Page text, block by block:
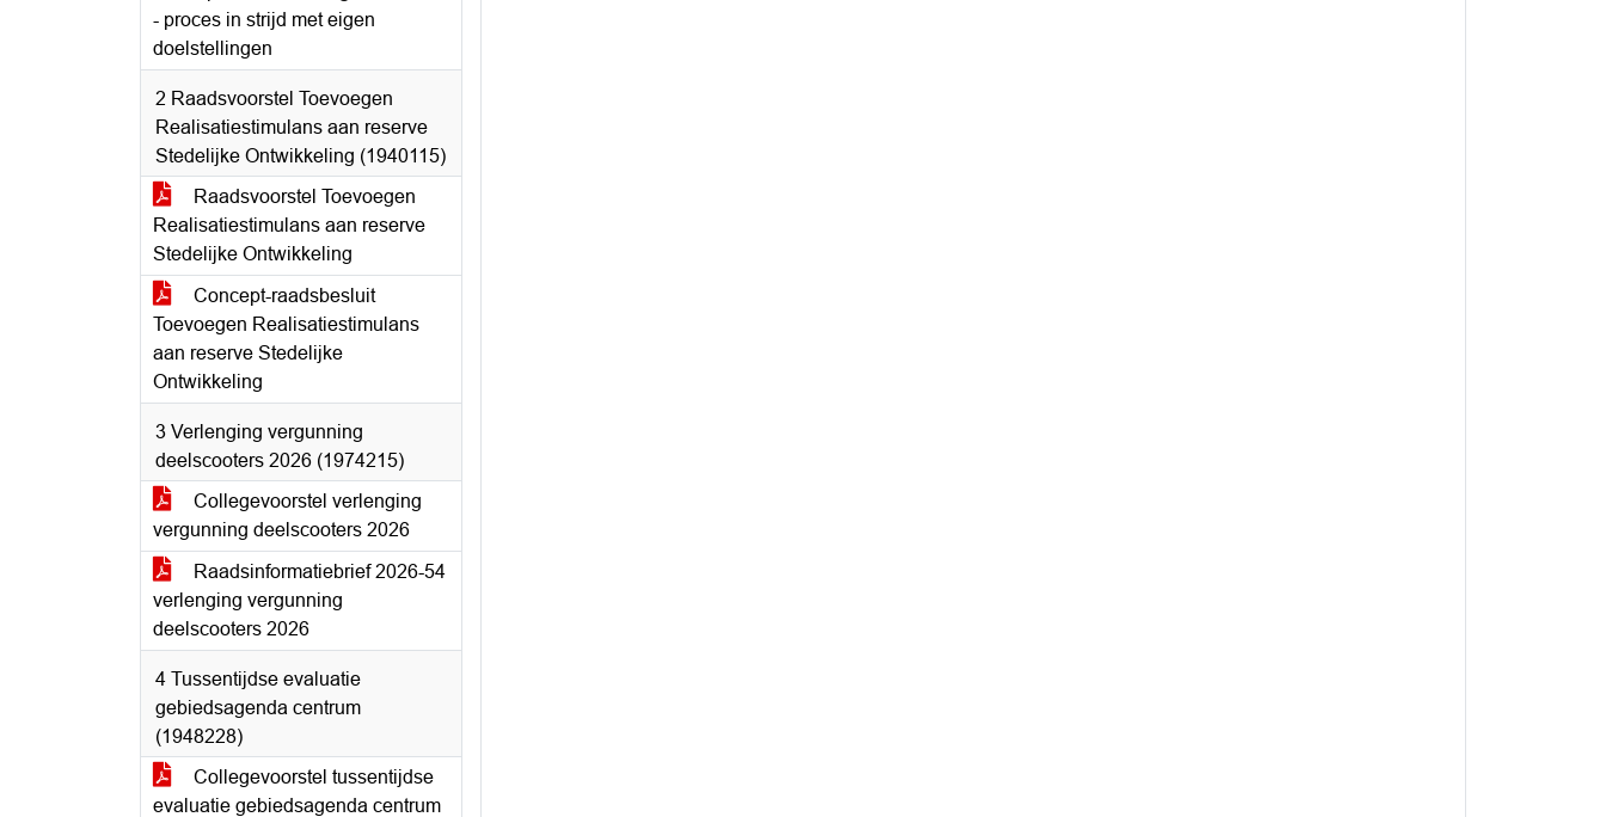
- proces in strijd met eigen
doelstellingen
2 Raadsvoorstel Toevoegen
Realisatiestimulans aan reserve
Stedelijke Ontwikkeling (1940115)
Raadsvoorstel Toevoegen
Realisatiestimulans aan reserve
Stedelijke Ontwikkeling
Concept-raadsbesluit
Toevoegen Realisatiestimulans
aan reserve Stedelijke
Ontwikkeling
3 Verlenging vergunning
deelscooters 2026 (1974215)
Collegevoorstel verlenging
vergunning deelscooters 2026
Raadsinformatiebrief 2026-54
verlenging vergunning
deelscooters 2026
4 Tussentijdse evaluatie
gebiedsagenda centrum
(1948228)
Collegevoorstel tussentijdse
evaluatie gebiedsagenda centrum